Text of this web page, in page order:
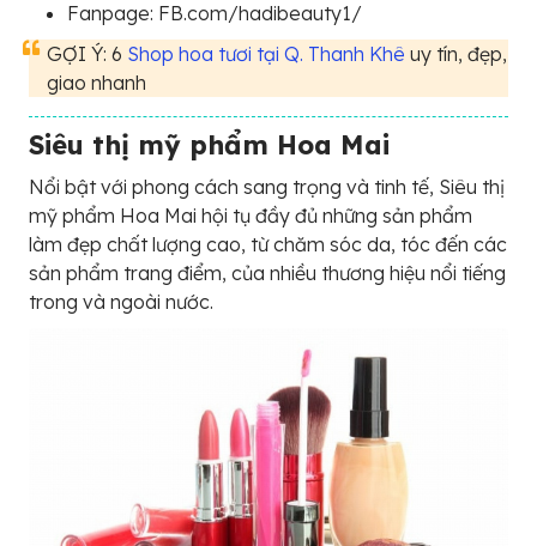
Fanpage: FB.com/hadibeauty1/
GỢI Ý: 6 Shop hoa tươi tại Q. Thanh Khê uy tín, đẹp,
giao nhanh
Siêu thị mỹ phẩm Hoa Mai
Nổi bật với phong cách sang trọng và tinh tế, Siêu thị
mỹ phẩm Hoa Mai hội tụ đầy đủ những sản phẩm
làm đẹp chất lượng cao, từ chăm sóc da, tóc đến các
sản phẩm trang điểm, của nhiều thương hiệu nổi tiếng
trong và ngoài nước.